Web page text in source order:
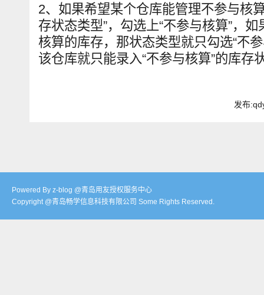
2、如果希望某个仓库能管理不参与核
存状态类型”，勾选上“不参与核算”，
核算的库存，那状态类型就只勾选“不
该仓库就只能录入“不参与核算”的库存
发布
Powered By z-blog @青岛用友授权服务中心
Copyright @青岛畅学信息科技有限公司 Some Rights Reserved.